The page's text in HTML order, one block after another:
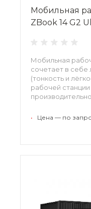
Мобильная
ZBook 14 G2
Мобильная
сочетает в себе
(тонкость и
рабочей
• Цена — по